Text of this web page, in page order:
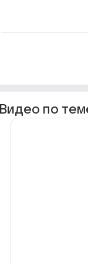
Видео по